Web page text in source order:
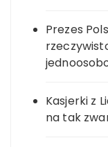
Prezes
Kasjerki z
na tak